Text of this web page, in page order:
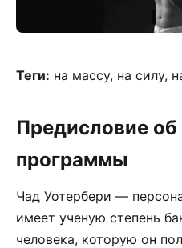
Теги: на массу, на силу,
Предисловие об
программы
Чад Уотербери —
имеет ученую степень
человека, которую он